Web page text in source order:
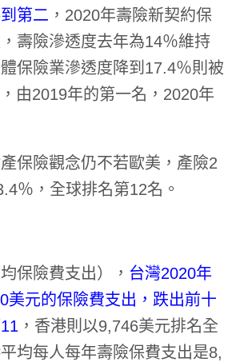
第二 ，2020年壽險新契約保
壽險滲透度去年為14％維持
保險業滲透度降到17.4％則被
由2019年的第一名，2020年
保險觀念仍不若歐美，產險2
％，全球排名第12名。
保險費支出）， 台灣2020年
美元的保險費支出，跌出前十
，香港則以9,746美元排名全
均每人每年壽險保費支出是8,